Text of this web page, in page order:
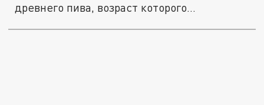
древнего пива, возраст которого...